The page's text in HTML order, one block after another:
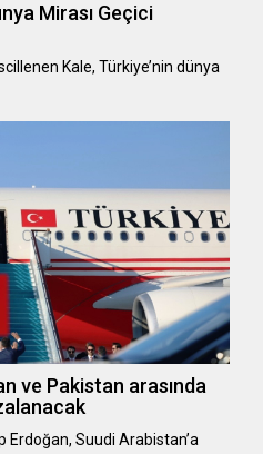
Mirası Geçici
Kale, Türkiye’nin dünya
ve Pakistan arasında
Erdoğan, Suudi Arabistan’a